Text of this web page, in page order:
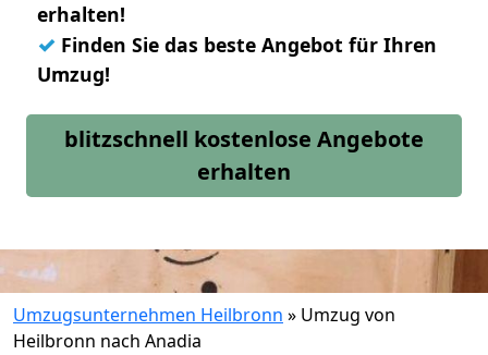
erhalten!
✓ Finden Sie das beste Angebot für Ihren
Umzug!
blitzschnell kostenlose Angebote
erhalten
Umzugsunternehmen Heilbronn » Umzug von
Heilbronn nach Anadia